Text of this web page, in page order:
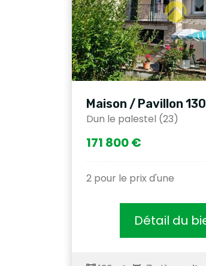
Maison / Pavillon
Dun le palestel (23)
171 800 €
2 pour le prix d'une
Détail du